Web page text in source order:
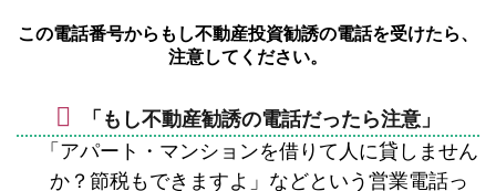
この電話番号からもし不動産投資勧誘の電話を受けたら、
注意してください。
「もし不動産勧誘の電話だったら注意」
「アパート・マンションを借りて人に貸しません
か？節税もできますよ」などという営業電話っ